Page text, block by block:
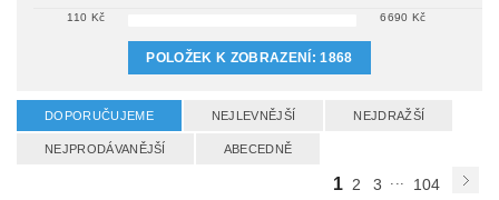
110 Kč 6690 Kč
POLOŽEK K ZOBRAZENÍ:1868
DOPORUČUJEME NEJLEVNĚJŠÍ NEJDRAŽŠÍ
NEJPRODÁVANĚJŠÍ ABECEDNĚ
1 2 3 ...
104